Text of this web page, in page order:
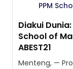
PPM
Diakui
School of
ABEST21
Menteng, —